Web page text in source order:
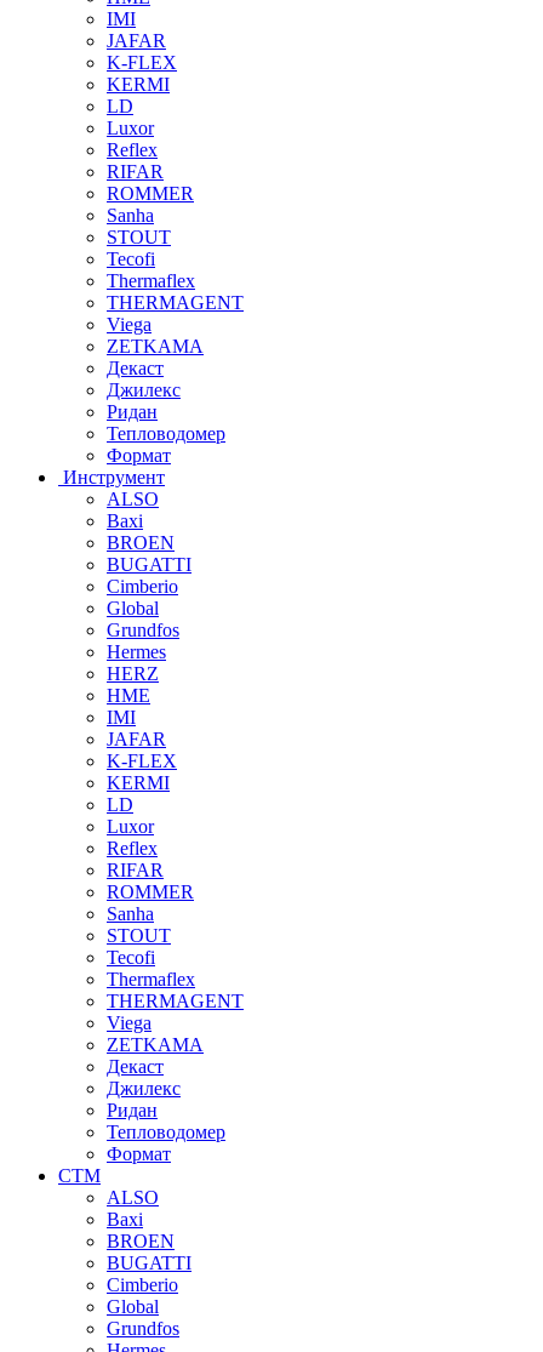
IMI
JAFAR
K-FLEX
KERMI
LD
Luxor
Reflex
RIFAR
ROMMER
Sanha
STOUT
Tecofi
Thermaflex
THERMAGENT
Viega
ZETKAMA
Декаст
Джилекс
Ридан
Тепловодомер
Формат
Инструмент
ALSO
Baxi
BROEN
BUGATTI
Cimberio
Global
Grundfos
Hermes
HERZ
HME
IMI
JAFAR
K-FLEX
KERMI
LD
Luxor
Reflex
RIFAR
ROMMER
Sanha
STOUT
Tecofi
Thermaflex
THERMAGENT
Viega
ZETKAMA
Декаст
Джилекс
Ридан
Тепловодомер
Формат
СТМ
ALSO
Baxi
BROEN
BUGATTI
Cimberio
Global
Grundfos